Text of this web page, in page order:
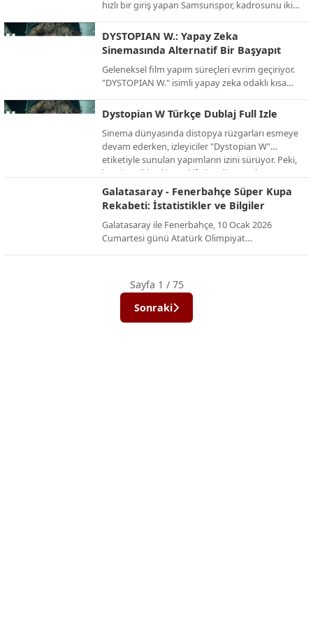
hızlı bir giriş yapan Samsunspor, kadrosunu iki
Fenerbahçe’den kaleci İrfan Can Eğribayat ve
ikas Eyüpspor’dan orta saha oyuncusu Yalçın
Kayan ile prensip anlaşmasına varıldığını
duyurdu.
DYSTOPIAN W.: Yapay Zeka
Sinemasında Alternatif Bir Başyapıt
Geleneksel film yapım süreçleri evrim geçiriyor.
"DYSTOPIAN W." isimli yapay zeka odaklı kısa
ve büyüleyici bir gelecek tasviri sunuyor. İşte AI
teknolojisinin sınırlarını zorlayan bu alternatif
projenin detayları.
Dystopian W Türkçe Dublaj Full Izle
Sinema dünyasında distopya rüzgarları esmeye
devam ederken, izleyiciler "Dystopian W"
etiketiyle sunulan yapımların izini sürüyor. Peki,
bu gizemli başlık neyi ifade ediyor ve bu türün
en dikkat çeken örnekleri neler? İşte distopik
evrenlerin kapısını aralayan kapsamlı bir bakış.
Galatasaray - Fenerbahçe Süper Kupa
Rekabeti: İstatistikler ve Bilgiler
Galatasaray ile Fenerbahçe, 10 Ocak 2026
Cumartesi günü Atatürk Olimpiyat
bu dev rekabetin Süper Kupa (ve eski adıyla
Cumhurbaşkanlığı Kupası) tarihindeki
istatistikleri ve önemli bilgileri:
Sayfa 1 / 75
Sonraki